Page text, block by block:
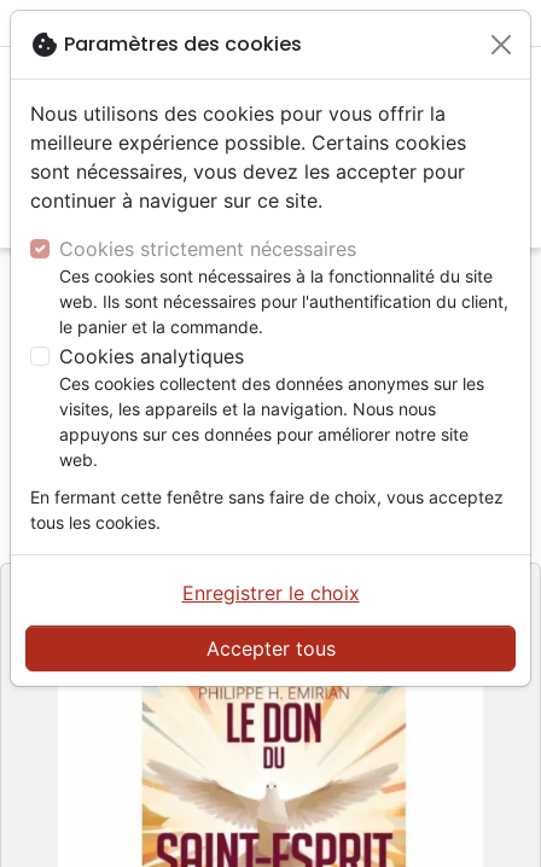
menu
Accueil Livres
St-Esprit
Don du Saint-Esprit (Le) - Revêtement de
puissance pour l'Eglise
Le Don du Saint-Esprit
Revêtement de puissance pour l'église
Emirian Philippe H.
RéférenceVEV4440 EAN 9782363344403
Viens et Vois
cookie Paramètres des cookies
Nous utilisons des cookies pour vous offrir la
meilleure expérience possible. Certains cookies
sont nécessaires, vous devez les accepter pour
continuer à naviguer sur ce site.
Cookies strictement nécessaires
Ces cookies sont nécessaires à la fonctionnalité du site
web. Ils sont nécessaires pour l'authentification du client,
le panier et la commande.
Cookies analytiques
Ces cookies collectent des données anonymes sur les
visites, les appareils et la navigation. Nous nous
appuyons sur ces données pour améliorer notre site
web.
En fermant cette fenêtre sans faire de choix, vous acceptez
tous les cookies.
Accepter tous
Enregistrer le choix